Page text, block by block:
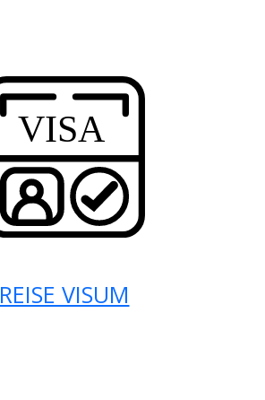
REISE VISUM